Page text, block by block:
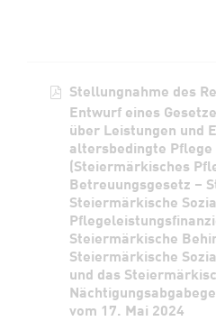
Stellungnahme des
Entwurf eines
über Leistungen und
altersbedingte
(Steiermärkisches
Betreuungsgesetz –
Steiermärkische
Steiermärkische
Steiermärkische
und das
vom 17. Mai 2024